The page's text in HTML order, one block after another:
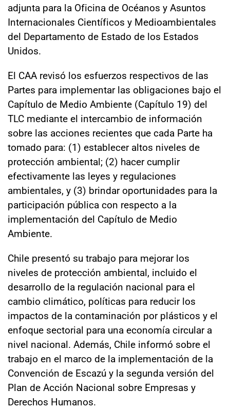
adjunta para la Oficina de Océanos y Asuntos
Internacionales Científicos y Medioambientales
del Departamento de Estado de los Estados
Unidos.
El CAA revisó los esfuerzos respectivos de las
Partes para implementar las obligaciones bajo el
Capítulo de Medio Ambiente (Capítulo 19) del
TLC mediante el intercambio de información
sobre las acciones recientes que cada Parte ha
tomado para: (1) establecer altos niveles de
protección ambiental; (2) hacer cumplir
efectivamente las leyes y regulaciones
ambientales, y (3) brindar oportunidades para la
participación pública con respecto a la
implementación del Capítulo de Medio
Ambiente.
Chile presentó su trabajo para mejorar los
niveles de protección ambiental, incluido el
desarrollo de la regulación nacional para el
cambio climático, políticas para reducir los
impactos de la contaminación por plásticos y el
enfoque sectorial para una economía circular a
nivel nacional. Además, Chile informó sobre el
trabajo en el marco de la implementación de la
Convención de Escazú y la segunda versión del
Plan de Acción Nacional sobre Empresas y
Derechos Humanos.